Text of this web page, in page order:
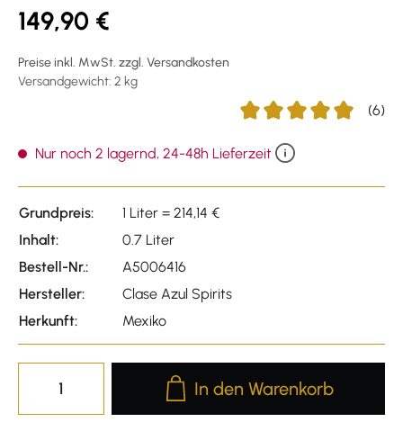
149,90 €
Preise inkl. MwSt. zzgl. Versandkosten
Versandgewicht: 2 kg
(6)
Nur noch 2 lagernd, 24-48h Lieferzeit
Grundpreis:
1 Liter = 214,14 €
Inhalt:
0.7 Liter
Bestell-Nr.:
A5006416
Hersteller:
Clase Azul Spirits
Herkunft:
Mexiko
Produkt Anzahl: Gib den
In den Warenkorb